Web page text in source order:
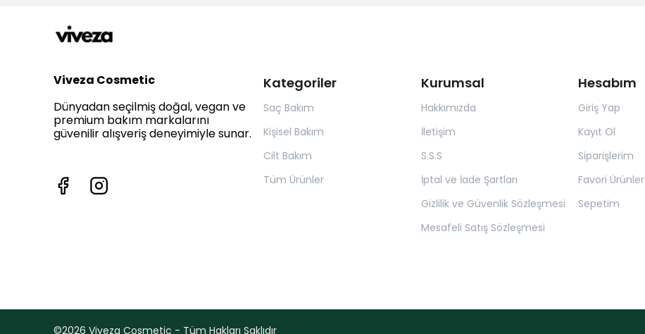
Kategoriler
Saç Bakım
Kişisel Bakım
Cilt Bakım
Tüm Ürünler
Kurumsal
Hakkımızda
İletişim
S.S.S
İptal ve İade Şartları
Gizlilik ve Güvenlik Sözleşmesi
Mesafeli Satış Sözleşmesi
Hesabım
Giriş Yap
Kayıt Ol
Siparişlerim
Favori Ürünler
Sepetim
Viveza Cosmetic
Dünyadan seçilmiş doğal, vegan ve
premium bakım markalarını
güvenilir alışveriş deneyimiyle sunar.
©2026 Viveza Cosmetic - Tüm Hakları Saklıdır